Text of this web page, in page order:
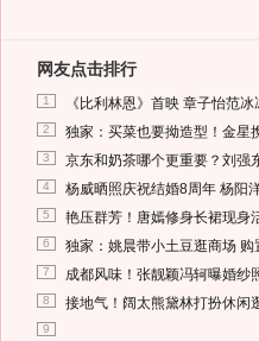
网友点击排行
1 《比利林恩》首映 章子怡范
2 独家：买菜也要拗造型！金星
3 京东和奶茶哪个更重要？刘强
4 杨威晒照庆祝结婚8周年 杨阳
5 艳压群芳！唐嫣修身长裙现身
6 独家：姚晨带小土豆逛商场 购
7 成都风味！张靓颖冯轲曝婚纱
8 接地气！阔太熊黛林打扮休闲
9